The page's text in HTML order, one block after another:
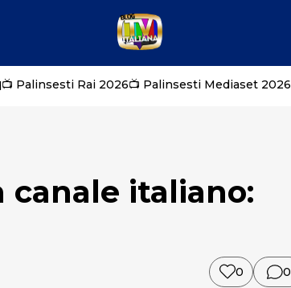
📺 Palinsesti Rai 2026📺 Palinsesti Mediaset 2026
canale italiano:
0 0